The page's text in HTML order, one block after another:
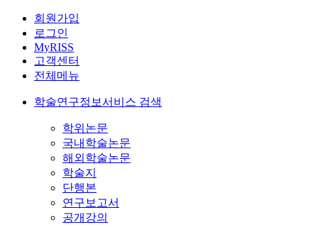
회원가입
로그인
MyRISS
고객센터
전체메뉴
학술연구정보서비스 검색
학위논문
국내학술논문
해외학술논문
학술지
단행본
연구보고서
공개강의